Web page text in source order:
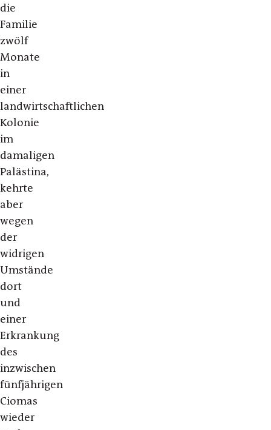
die
Familie
zwölf
Monate
in
einer
landwirtschaftlichen
Kolonie
im
damaligen
Palästina,
kehrte
aber
wegen
der
widrigen
Umstände
dort
und
einer
Erkrankung
des
inzwischen
fünfjährigen
Ciomas
wieder